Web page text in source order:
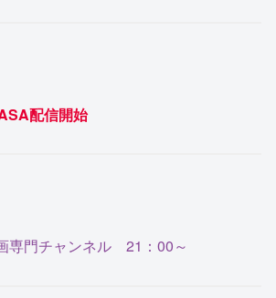
配信開始
専門チャンネル 21：00～